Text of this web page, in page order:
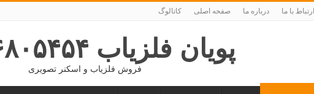
ارتباط با ما درباره ما صفحه اصلی کاتالوگ
پویان فلزیاب ۰۹۳۵۶۸۰۵۴۵۴
فروش فلزیاب و اسکنر تصویری